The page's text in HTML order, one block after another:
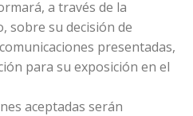
a través de la
sobre su decisión de
presentadas,
para su exposición en el
aceptadas serán